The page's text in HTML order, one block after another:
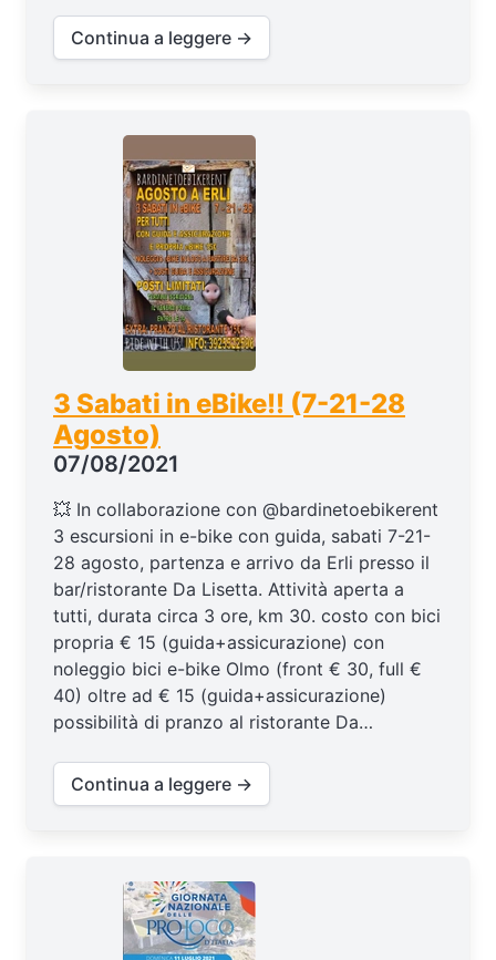
Continua a leggere →
3 Sabati in eBike!! (7-21-28
Agosto)
07/08/2021
💥 In collaborazione con @bardinetoebikerent
3 escursioni in e-bike con guida, sabati 7-21-
28 agosto, partenza e arrivo da Erli presso il
bar/ristorante Da Lisetta. Attività aperta a
tutti, durata circa 3 ore, km 30. costo con bici
propria € 15 (guida+assicurazione) con
noleggio bici e-bike Olmo (front € 30, full €
40) oltre ad € 15 (guida+assicurazione)
possibilità di pranzo al ristorante Da…
Continua a leggere →